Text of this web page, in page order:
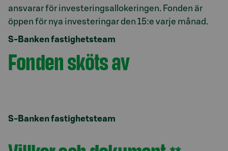
ansvarar för investeringsallokeringen. Fonden är
S-Banken fastighetsteam
Fonden sköts av
S-Banken fastighetsteam
Avsnitt med titel Villkor och dokument